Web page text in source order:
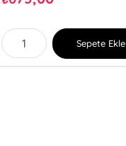
Sepete Ekle